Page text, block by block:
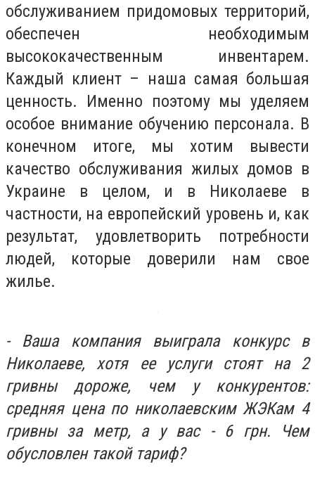
обслуживанием придомовых территорий,
обеспечен необходимым
высококачественным инвентарем.
Каждый клиент – наша самая большая
ценность. Именно поэтому мы уделяем
особое внимание обучению персонала. В
конечном итоге, мы хотим вывести
качество обслуживания жилых домов в
Украине в целом, и в Николаеве в
частности, на европейский уровень и, как
результат, удовлетворить потребности
людей, которые доверили нам свое
жилье.
- Ваша компания выиграла конкурс в
Николаеве, хотя ее услуги стоят на 2
гривны дороже, чем у конкурентов:
средняя цена по николаевским ЖЭКам 4
гривны за метр, а у вас - 6 грн. Чем
обусловлен такой тариф?